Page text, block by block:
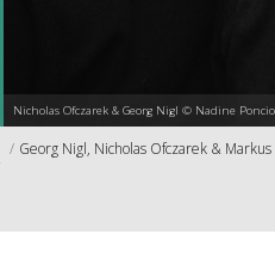
Nicholas Ofczarek & Georg Nigl © Nadine
Georg Nigl, Nicholas Ofczarek &